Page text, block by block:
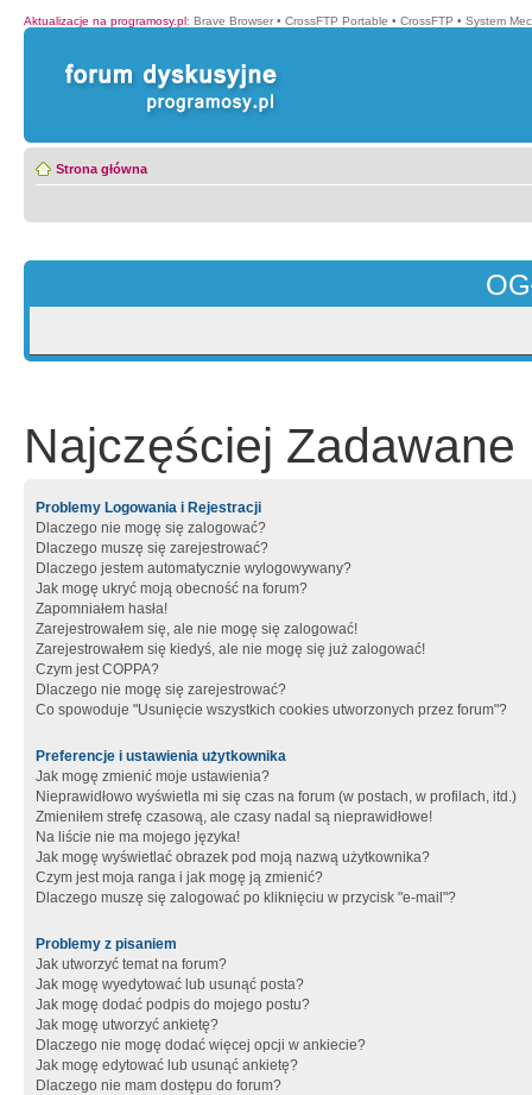
Aktualizacje na programosy.pl: Brave Browser • CrossFTP Portable • CrossFTP • System
Strona główna
Najczęściej Zadawane
Problemy Logowania i Rejestracji
Dlaczego nie mogę się zalogować?
Dlaczego muszę się zarejestrować?
Dlaczego jestem automatycznie wylogowywany?
Jak mogę ukryć moją obecność na forum?
Zapomniałem hasła!
Zarejestrowałem się, ale nie mogę się zalogować!
Zarejestrowałem się kiedyś, ale nie mogę się już zalogować!
Czym jest COPPA?
Dlaczego nie mogę się zarejestrować?
Co spowoduje "Usunięcie wszystkich cookies utworzonych przez forum"?
Preferencje i ustawienia użytkownika
Jak mogę zmienić moje ustawienia?
Nieprawidłowo wyświetla mi się czas na forum (w postach, w profilach, itd.)
Zmieniłem strefę czasową, ale czasy nadal są nieprawidłowe!
Na liście nie ma mojego języka!
Jak mogę wyświetlać obrazek pod moją nazwą użytkownika?
Czym jest moja ranga i jak mogę ją zmienić?
Dlaczego muszę się zalogować po kliknięciu w przycisk "e-mail"?
Problemy z pisaniem
Jak utworzyć temat na forum?
Jak mogę wyedytować lub usunąć posta?
Jak mogę dodać podpis do mojego postu?
Jak mogę utworzyć ankietę?
Dlaczego nie mogę dodać więcej opcji w ankiecie?
Jak mogę edytować lub usunąć ankietę?
Dlaczego nie mam dostępu do forum?